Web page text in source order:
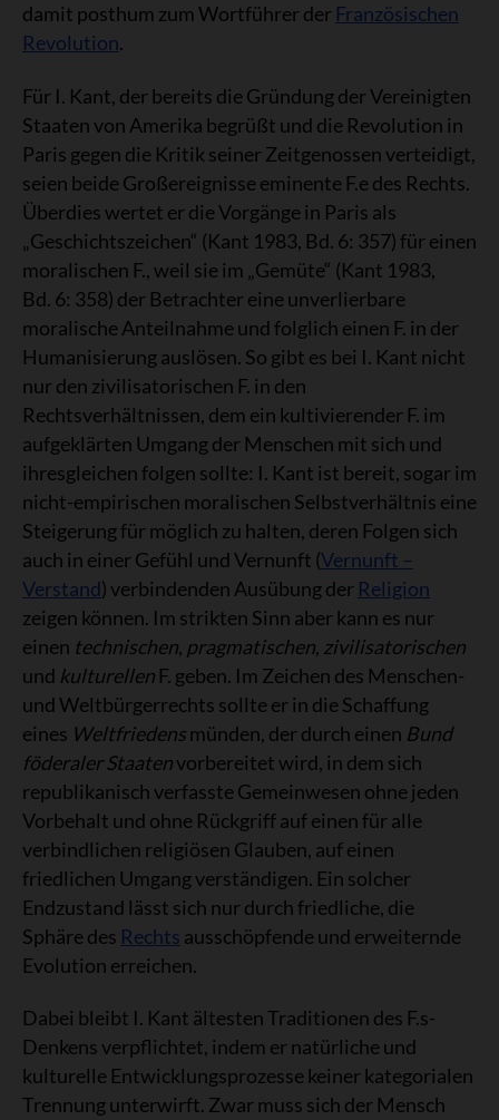
damit posthum zum Wortführer der Französischen
Revolution.
Für I. Kant, der bereits die Gründung der Vereinigten
Staaten von Amerika begrüßt und die Revolution in
Paris gegen die Kritik seiner Zeitgenossen verteidigt,
seien beide Großereignisse eminente F.e des Rechts.
Überdies wertet er die Vorgänge in Paris als
„Geschichtszeichen“ (Kant 1983, Bd. 6: 357) für einen
moralischen F., weil sie im „Gemüte“ (Kant 1983,
Bd. 6: 358) der Betrachter eine unverlierbare
moralische Anteilnahme und folglich einen F. in der
Humanisierung auslösen. So gibt es bei I. Kant nicht
nur den zivilisatorischen F. in den
Rechtsverhältnissen, dem ein kultivierender F. im
aufgeklärten Umgang der Menschen mit sich und
ihresgleichen folgen sollte: I. Kant ist bereit, sogar im
nicht-empirischen moralischen Selbstverhältnis eine
Steigerung für möglich zu halten, deren Folgen sich
auch in einer Gefühl und Vernunft (Vernunft –
Verstand) verbindenden Ausübung der Religion
zeigen können. Im strikten Sinn aber kann es nur
einen technischen, pragmatischen, zivilisatorischen
und kulturellen F. geben. Im Zeichen des Menschen-
und Weltbürgerrechts sollte er in die Schaffung
eines Weltfriedensmünden, der durch einen Bund
föderaler Staatenvorbereitet wird, in dem sich
republikanisch verfasste Gemeinwesen ohne jeden
Vorbehalt und ohne Rückgriff auf einen für alle
verbindlichen religiösen Glauben, auf einen
friedlichen Umgang verständigen. Ein solcher
Endzustand lässt sich nur durch friedliche, die
Sphäre des Rechts ausschöpfende und erweiternde
Evolution erreichen.
Dabei bleibt I. Kant ältesten Traditionen des F.s-
Denkens verpflichtet, indem er natürliche und
kulturelle Entwicklungsprozesse keiner kategorialen
Trennung unterwirft. Zwar muss sich der Mensch